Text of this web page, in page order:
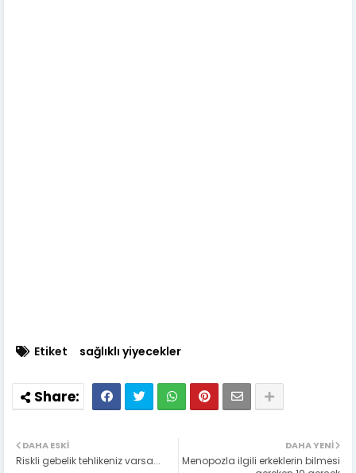
Etiket sağlıklı yiyecekler
DAHA YENI
Menopozla ilgili erkeklerin bilmesi
DAHA ESKI
Riskli gebelik tehlikeniz varsa...